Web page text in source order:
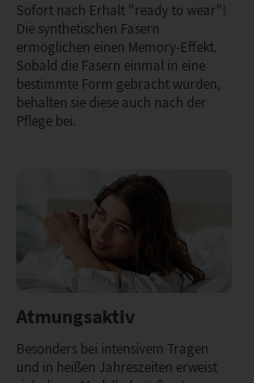
Sofort nach Erhalt "ready to wear"!
Die synthetischen Fasern
ermöglichen einen Memory-Effekt.
Sobald die Fasern einmal in eine
bestimmte Form gebracht wurden,
behalten sie diese auch nach der
Pflege bei.
Atmungsaktiv
Besonders bei intensivem Tragen
und in heißen Jahreszeiten erweist